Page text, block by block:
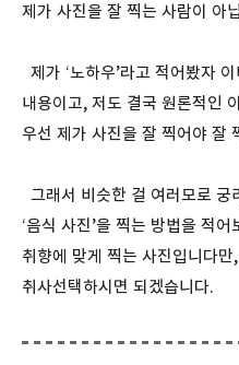
제가 사진을 잘 찍는 사람이
제가 ‘노하우’라고 적어봤자
내용이고, 저도 결국 원론적인
우선 제가 사진을 잘 찍어야 잘
그래서 비슷한 걸 여러모로 궁
‘음식 사진’을 찍는 방법을 적
취향에 맞게 찍는 사진입니다
취사선택하시면 되겠습니다.